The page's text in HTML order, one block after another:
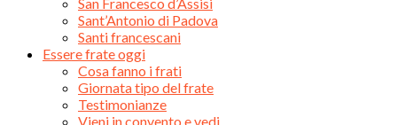
Sant’Antonio di Padova
Santi francescani
Essere frate oggi
Cosa fanno i frati
Giornata tipo del frate
Testimonianze
Vieni in convento e vedi